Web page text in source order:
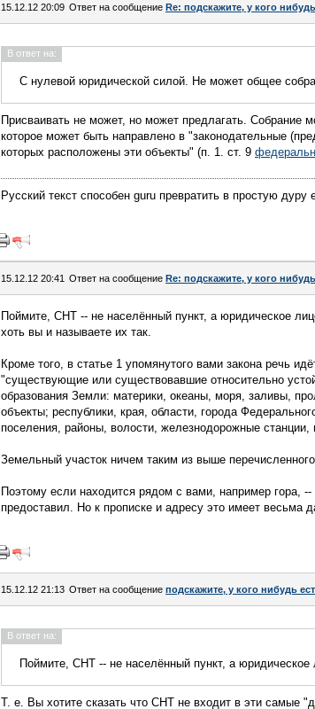
15.12.12 20:09 Ответ на сообщение Re: подскажите, у кого
В ответ на:
С нулевой юридической силой. Не может общее
Присваивать не может, но может предлагать. Собрание
которое может быть направлено в "законодательные
которых расположены эти объекты" (п. 1. ст. 9
Русский текст способен guru превратить в простую
15.12.12 20:41 Ответ на сообщение Re: подскажите, у кого
Поймите, СНТ -- не населённый пункт, а юридическое
хоть вы и называете их так.
Кроме того, в статье 1 упомянутого вами закона речь
"существующие или существовавшие относительно
образования Земли: материки, океаны, моря, заливы,
объекты; республики, края, области, города
поселения, районы, волости, железнодорожные
Земельный участок ничем таким из выше
Поэтому если находится рядом с вами, например гора,
предоставил. Но к прописке и адресу это имеет весьма
15.12.12 21:13 Ответ на сообщение подскажите, у кого нибудь
В ответ на:
Поймите, СНТ -- не населённый пункт, а юридическое
Т. е. Вы хотите сказать что СНТ не входит в эти самые